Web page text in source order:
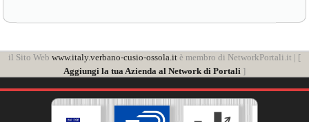
il Sito Web www.italy.verbano-cusio-ossola.it è membro di NetworkPortali.it | [
Aggiungi la tua Azienda al Network di Portali ]